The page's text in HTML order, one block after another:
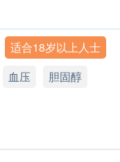
预约进行一般检查
脂分析及糖尿病测
效身份证明文件以
本公司所安排之
1-6室
适合18岁以上人士
血压 胆固醇